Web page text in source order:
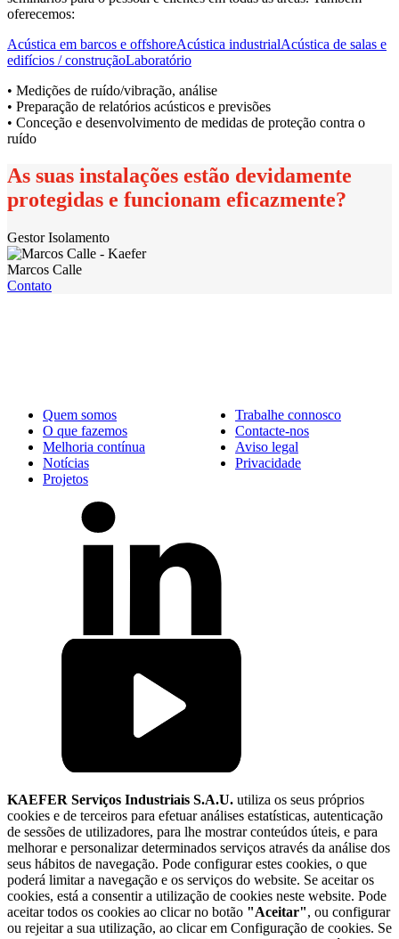
oferecemos:
Acústica em barcos e offshoreAcústica industrialAcústica de salas e
edifícios / construçãoLaboratório
• Medições de ruído/vibração, análise
• Preparação de relatórios acústicos e previsões
• Conceção e desenvolvimento de medidas de proteção contra o
ruído
As suas instalações estão devidamente
protegidas e funcionam eficazmente?
Gestor Isolamento
Marcos Calle
Contato
Quem somos
O que fazemos
Melhoria contínua
Notícias
Projetos
Trabalhe connosco
Contacte-nos
Aviso legal
Privacidade
KAEFER Serviços Industriais S.A.U. utiliza os seus próprios
cookies e de terceiros para efetuar análises estatísticas, autenticação
de sessões de utilizadores, para lhe mostrar conteúdos úteis, e para
melhorar e personalizar determinados serviços através da análise dos
seus hábitos de navegação. Pode configurar estes cookies, o que
poderá limitar a navegação e os serviços do website. Se aceitar os
cookies, está a consentir a utilização de cookies neste website. Pode
aceitar todos os cookies ao clicar no botão "Aceitar", ou configurar
ou rejeitar a sua utilização, ao clicar em Configuração de cookies. Se